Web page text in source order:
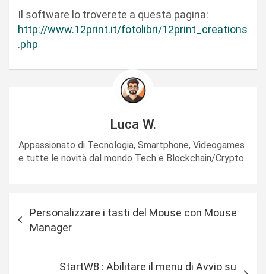
Il software lo troverete a questa pagina:
http://www.12print.it/fotolibri/12print_creations
.php
Luca W.
Appassionato di Tecnologia, Smartphone, Videogames
e tutte le novità dal mondo Tech e Blockchain/Crypto.
Personalizzare i tasti del Mouse con Mouse
Manager
StartW8 : Abilitare il menu di Avvio su